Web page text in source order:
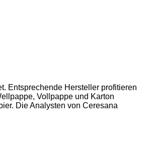
Entsprechende Hersteller profitieren
Vollpappe und Karton
Die Analysten von Ceresana